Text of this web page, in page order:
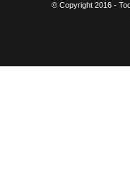
© Copyright 2016 -